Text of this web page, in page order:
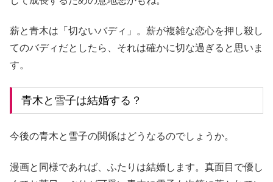
薪と青木は「切ないバディ」。薪が複雑な恋心を押し殺し
てのバディだとしたら、それは確かに切な過ぎると思いま
す。
青木と雪子は結婚する？
今後の青木と雪子の関係はどうなるのでしょうか。
漫画と同様であれば、ふたりは結婚します。真面目で優し